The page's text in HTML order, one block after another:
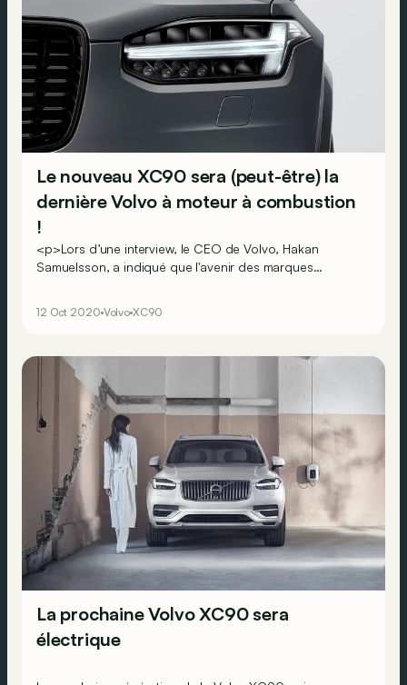
Le nouveau XC90 sera (peut-être) la
dernière Volvo à moteur à combustion
!
<p>Lors d’une interview, le CEO de Volvo, Hakan
Samuelsson, a indiqué que l'avenir des marques
12 Oct 2020 Volvo XC90
La prochaine Volvo XC90 sera
électrique